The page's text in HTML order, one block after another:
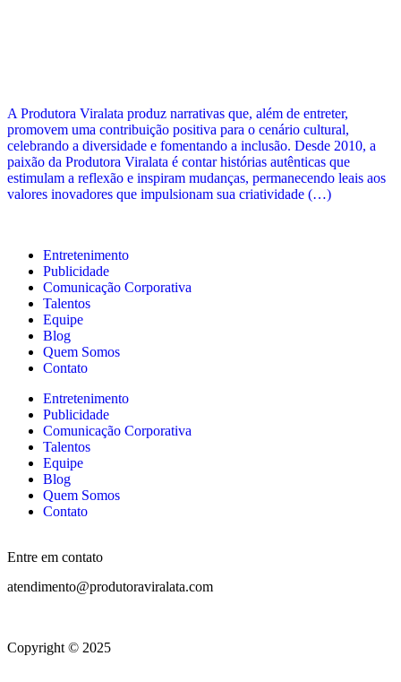
A Produtora Viralata produz narrativas que, além de entreter,
promovem uma contribuição positiva para o cenário cultural,
celebrando a diversidade e fomentando a inclusão. Desde 2010, a
paixão da Produtora Viralata é contar histórias autênticas que
estimulam a reflexão e inspiram mudanças, permanecendo leais aos
valores inovadores que impulsionam sua criatividade (…)
Entretenimento
Publicidade
Comunicação Corporativa
Talentos
Equipe
Blog
Quem Somos
Contato
Entretenimento
Publicidade
Comunicação Corporativa
Talentos
Equipe
Blog
Quem Somos
Contato
Entre em contato
atendimento@produtoraviralata.com
Copyright © 2025